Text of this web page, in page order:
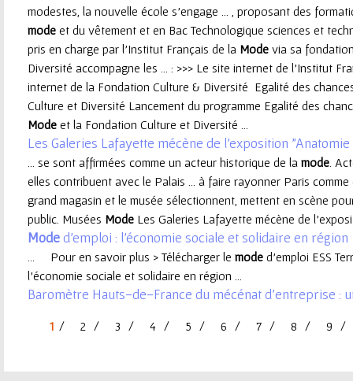
e
u
r
modestes, la nouvelle école s’engage ... , proposant des
mode et du vêtement et en Bac Technologique sciences et
pris en charge par l’Institut Français de la Mode via sa
Diversité accompagne les ... : >>> Le site internet de l'Institut
internet de la Fondation Culture & Diversité Egalité des
Culture et Diversité Lancement du programme Egalité des
Mode et la Fondation Culture et Diversité ...
Les Galeries Lafayette mécène de l'exposition
... se sont affirmées comme un acteur historique de la mode .
elles contribuent avec le Palais ... à faire rayonner Paris
grand magasin et le musée sélectionnent, mettent en scène
public. Musées Mode Les Galeries Lafayette mécène de
Moded'emploi : l'économie sociale et solidaire en région
... Pour en savoir plus > Télécharger le mode d'emploi ESS
l'économie sociale et solidaire en région ...
Baromètre Hauts-de-France du mécénat d’entreprise :
1 2 3 4 5 6 7 8 9